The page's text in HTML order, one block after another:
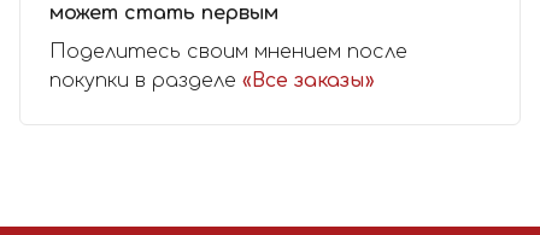
может стать первым
Поделитесь своим мнением после
покупки в разделе «Все заказы»